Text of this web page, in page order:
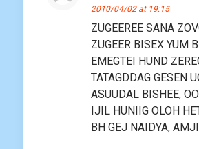
2010/04/02 at 19:15
ZUGEEREE SANA
ZUGEER BISEX YUM
EMEGTEI HUND
TATAGDDAG GESEN
ASUUDAL BISHEE,
IJIL HUNIIG OLOH
BH GEJ NAIDYA,